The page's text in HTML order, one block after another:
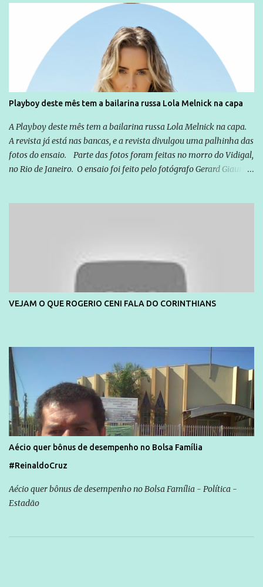
empreendedor da comunicação, que além de informação
cotidiana, corriqueira e cada vez mais preocupantes, do tipo que
você já esta acostumado a ver neste espaço, vou trabalhar a ideia
que possibilite distribuir não só informações, mas que gere de
forma consistente a riqueza do conhecimento... Exemplo: o
cidadão brasileiro não precisa só ser informado sobre operações
da Lava Jato, Reformas que podem retirar ou não direitos, ou
quem vai ser preso ou não; é preciso levar até as pessoas, do mais
simples ao mais burguês, o que diz a nossa Constituição, quais são
seus direitos e deveres em ...
Playboy deste mês tem a bailarina russa Lola Melnick na capa
A Playboy deste mês tem a bailarina russa Lola Melnick na capa.
A revista já está nas bancas, e a revista divulgou uma palhinha das
fotos do ensaio. Parte das fotos foram feitas no morro do Vidigal,
no Rio de Janeiro. O ensaio foi feito pelo fotógrafo Gerard Giaume
VEJAM O QUE ROGERIO CENI FALA DO CORINTHIANS
Aécio quer bônus de desempenho no Bolsa Família
#ReinaldoCruz
Aécio quer bônus de desempenho no Bolsa Família - Política -
Estadão